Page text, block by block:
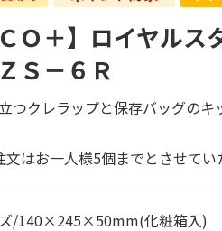
ＣＯ＋】ロイヤル
Ｓ－６Ｒ
つクレラップと保存バッグのキ
はお一人様5個までとさせてい
/140×245×50mm(化粧箱入)